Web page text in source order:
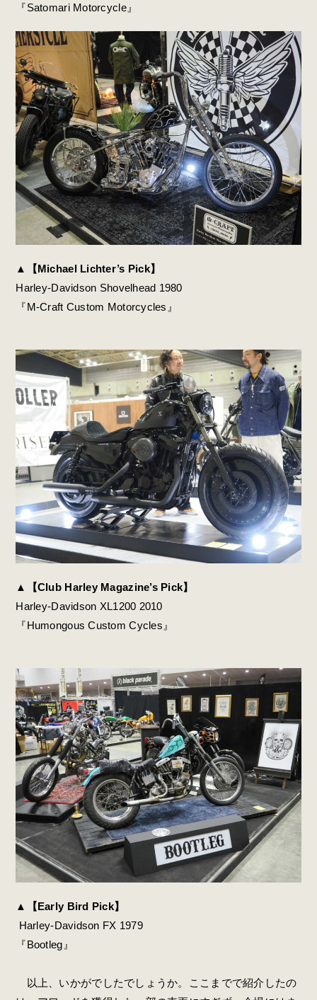
『Satomari Motorcycle』
▲【Michael Lichter’s Pick】
Harley-Davidson Shovelhead 1980
『M-Craft Custom Motorcycles』
▲【Club Harley Magazine’s Pick】
Harley-Davidson XL1200 2010
『Humongous Custom Cycles』
▲【Early Bird Pick】
Harley-Davidson FX 1979
『Bootleg』
以上、いかがでしたでしょうか。ここまでで紹介したの